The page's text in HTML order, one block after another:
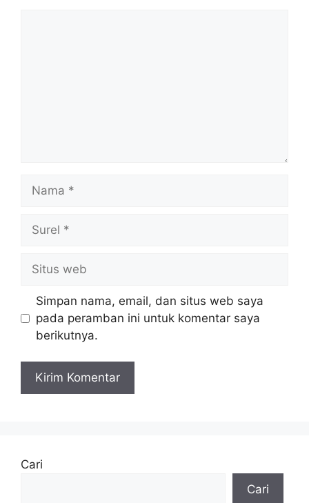
web
Simpan nama, email, dan situs web saya
pada peramban ini untuk komentar saya
berikutnya.
Cari
Cari